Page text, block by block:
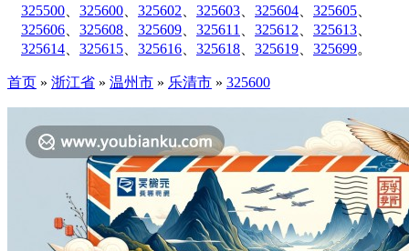
325500
325600 325602 325603 325604 325605
325606
325608 325609 325611 325612 325613
325614
325615 325616 325618 325619 325699。
首页 » 浙江省 » 温州市 » 乐清市 » 325600